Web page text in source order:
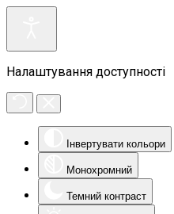
Налаштування доступності
Інвертувати кольори
Монохромний
Темний контраст